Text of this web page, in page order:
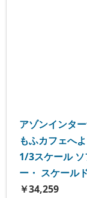
アゾンインタ
もふカフェへ
1/3スケール
ー・ スケール
￥34,259